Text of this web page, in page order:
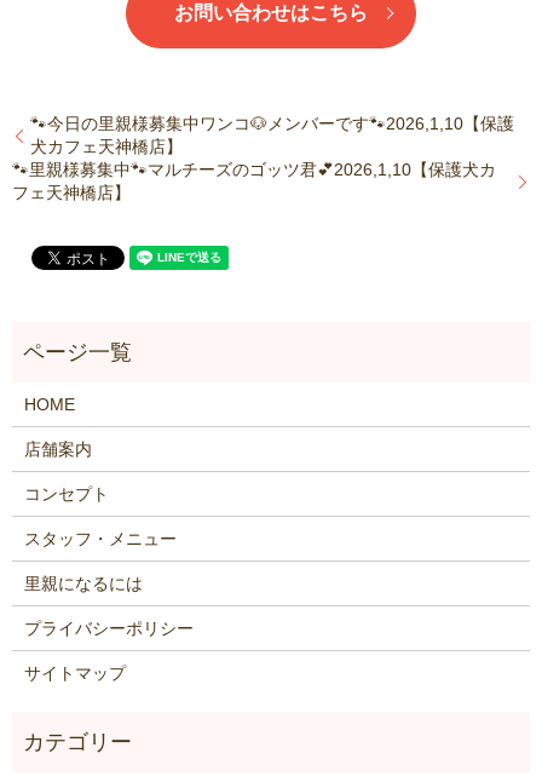
お問い合わせはこちら
🐾今日の里親様募集中ワンコ🐶メンバーです🐾2026,1,10【保護
犬カフェ天神橋店】
🐾里親様募集中🐾マルチーズのゴッツ君💕2026,1,10【保護犬カ
フェ天神橋店】
HOME
店舗案内
コンセプト
スタッフ・メニュー
里親になるには
プライバシーポリシー
サイトマップ